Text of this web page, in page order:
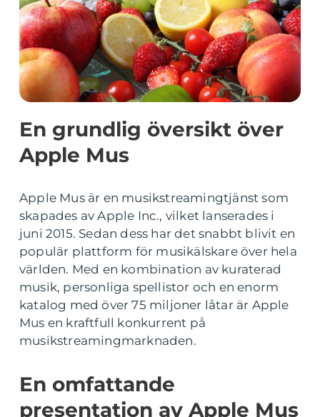
En grundlig översikt över
Apple Mus
Apple Mus är en musikstreamingtjänst som
skapades av Apple Inc., vilket lanserades i
juni 2015. Sedan dess har det snabbt blivit en
populär plattform för musikälskare över hela
världen. Med en kombination av kuraterad
musik, personliga spellistor och en enorm
katalog med över 75 miljoner låtar är Apple
Mus en kraftfull konkurrent på
musikstreamingmarknaden.
En omfattande
presentation av Apple Mus